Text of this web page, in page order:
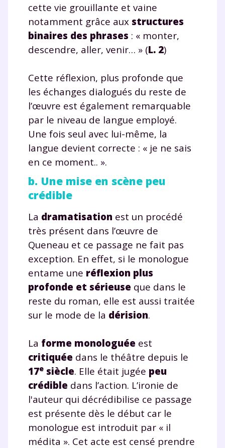
cette vie grouillante et vaine
notamment grâce aux structures
binaires des phrases : « monter,
descendre, aller, venir… » (L. 2)
Cette réflexion, plus profonde que
les échanges dialogués du reste de
l’œuvre est également remarquable
par le niveau de langue employé.
Une fois seul avec lui-même, la
langue devient correcte : « je ne sais
en ce moment.. ».
b. Une mise en scène peu
crédible
La dramatisation est un procédé
très présent dans l’œuvre de
Queneau et ce passage ne fait pas
exception. En effet, si le monologue
entame une réflexion plus
profonde et sérieuse que dans le
reste du roman, elle est aussi traitée
sur le mode de la dérision.
La forme monologuée est
critiquée dans le théâtre depuis le
17e siècle. Elle était jugée peu
crédible dans l’action. L’ironie de
l'auteur qui décrédibilise ce passage
est présente dès le début car le
monologue est introduit par « il
médita ». Cet acte est censé prendre